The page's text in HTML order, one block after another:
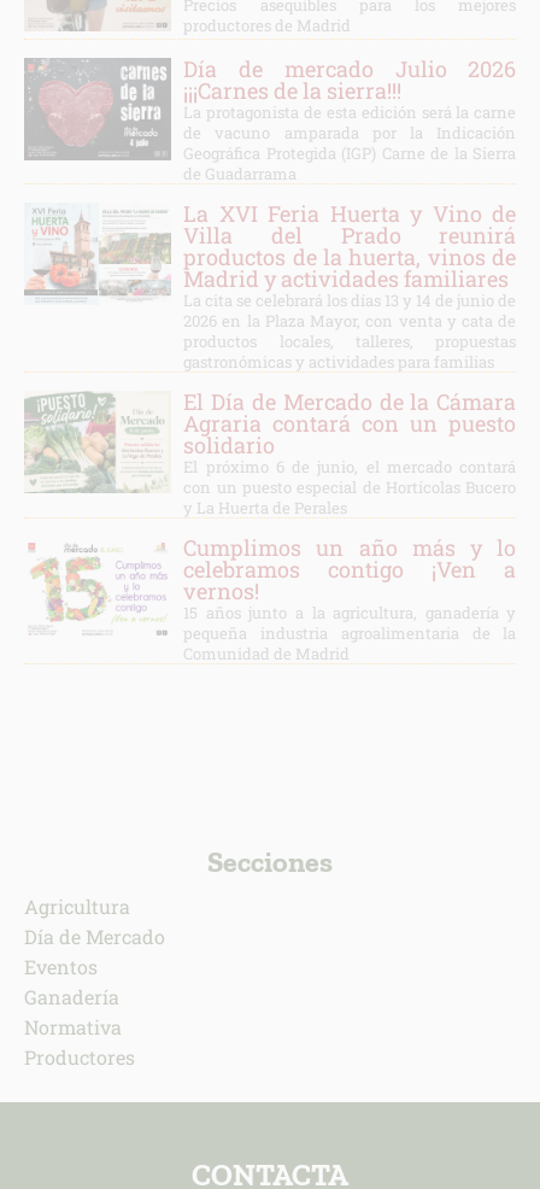
Precios asequibles para los mejores
productores de Madrid
Día de mercado Julio 2026
¡¡¡Carnes de la sierra!!!
La protagonista de esta edición será la carne
de vacuno amparada por la Indicación
Geográfica Protegida (IGP) Carne de la Sierra
de Guadarrama
La XVI Feria Huerta y Vino de
Villa del Prado reunirá
productos de la huerta, vinos de
Madrid y actividades familiares
La cita se celebrará los días 13 y 14 de junio de
2026 en la Plaza Mayor, con venta y cata de
productos locales, talleres, propuestas
gastronómicas y actividades para familias
El Día de Mercado de la Cámara
Agraria contará con un puesto
solidario
El próximo 6 de junio, el mercado contará
con un puesto especial de Hortícolas Bucero
y La Huerta de Perales
Cumplimos un año más y lo
celebramos contigo ¡Ven a
vernos!
15 años junto a la agricultura, ganadería y
pequeña industria agroalimentaria de la
Comunidad de Madrid
Secciones
Agricultura
Día de Mercado
Eventos
Ganadería
Normativa
Productores
CONTACTA